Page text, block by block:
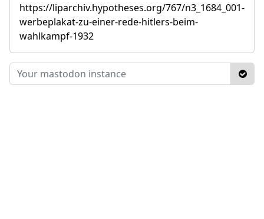
https://liparchiv.hypotheses.org/767/n3_1684_001-
werbeplakat-zu-einer-rede-hitlers-beim-
wahlkampf-1932